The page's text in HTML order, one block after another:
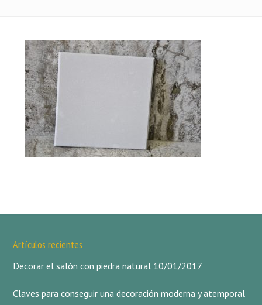
Artículos recientes
Decorar el salón con piedra natural 10/01/2017
Claves para conseguir una decoración moderna y atemporal